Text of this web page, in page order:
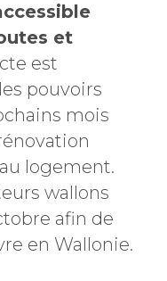
et
est
pouvoirs
mois
logement.
wallons
afin de
en Wallonie.